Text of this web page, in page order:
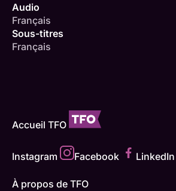
Audio
Français
Sous-titres
Français
Accueil TFO
Instagram Facebook LinkedIn
À propos de TFO